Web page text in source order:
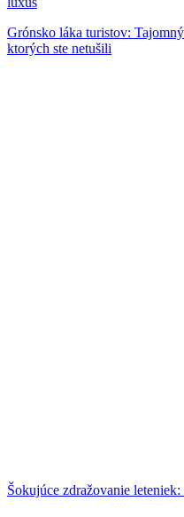
Grónsko láka turistov:
ktorých ste netušili
Šokujúce zdražovanie